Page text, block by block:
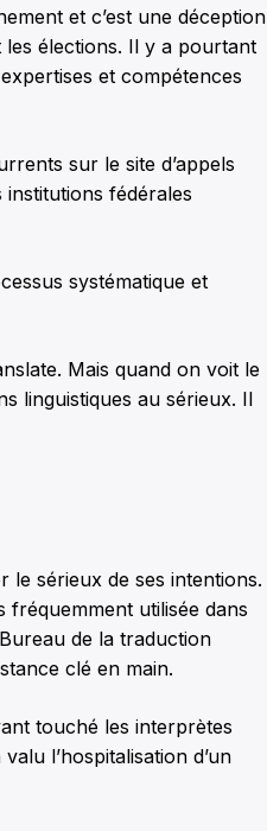
et c’est une déception
élections. Il y a pourtant
et compétences
sur le site d’appels
fédérales
systématique et
Mais quand on voit le
linguistiques au sérieux. Il
le sérieux de ses intentions.
utilisée dans
de la traduction
clé en main.
touché les interprètes
l’hospitalisation d’un